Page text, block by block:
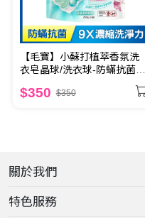
【毛寶】小蘇打植萃香氛洗
衣皂晶球/洗衣球-防蟎抗菌25
$350 $350
關於我們
特色服務